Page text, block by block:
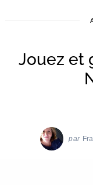
Jouez et
par